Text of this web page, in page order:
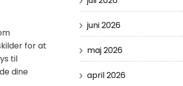
for at
til
dine
juni 2026
maj 2026
april 2026